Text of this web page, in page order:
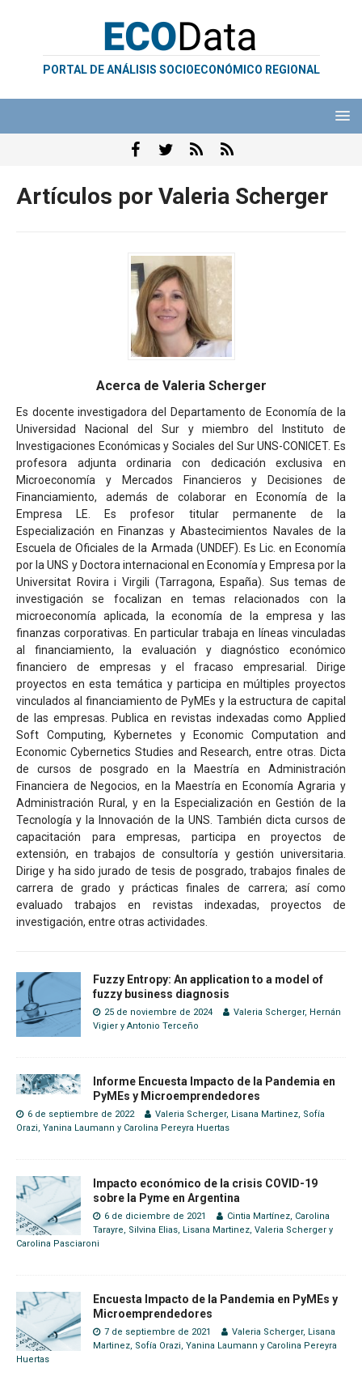
PORTAL DE ANÁLISIS SOCIOECONÓMICO REGIONAL
Artículos por Valeria Scherger
Acerca de Valeria Scherger
Es docente investigadora del Departamento de Economía de la
Universidad Nacional del Sur y miembro del Instituto de
Investigaciones Económicas y Sociales del Sur UNS-CONICET. Es
profesora adjunta ordinaria con dedicación exclusiva en
Microeconomía y Mercados Financieros y Decisiones de
Financiamiento, además de colaborar en Economía de la
Empresa LE. Es profesor titular permanente de la
Especialización en Finanzas y Abastecimientos Navales de la
Escuela de Oficiales de la Armada (UNDEF). Es Lic. en Economía
por la UNS y Doctora internacional en Economía y Empresa por la
Universitat Rovira i Virgili (Tarragona, España). Sus temas de
investigación se focalizan en temas relacionados con la
microeconomía aplicada, la economía de la empresa y las
finanzas corporativas. En particular trabaja en líneas vinculadas
al financiamiento, la evaluación y diagnóstico económico
financiero de empresas y el fracaso empresarial. Dirige
proyectos en esta temática y participa en múltiples proyectos
vinculados al financiamiento de PyMEs y la estructura de capital
de las empresas. Publica en revistas indexadas como Applied
Soft Computing, Kybernetes y Economic Computation and
Economic Cybernetics Studies and Research, entre otras. Dicta
de cursos de posgrado en la Maestría en Administración
Financiera de Negocios, en la Maestría en Economía Agraria y
Administración Rural, y en la Especialización en Gestión de la
Tecnología y la Innovación de la UNS. También dicta cursos de
capacitación para empresas, participa en proyectos de
extensión, en trabajos de consultoría y gestión universitaria.
Dirige y ha sido jurado de tesis de posgrado, trabajos finales de
carrera de grado y prácticas finales de carrera; así como
evaluado trabajos en revistas indexadas, proyectos de
investigación, entre otras actividades.
Fuzzy Entropy: An application to a model of
fuzzy business diagnosis
25 de noviembre de 2024 Valeria Scherger, Hernán
Vigier y Antonio Terceño
Informe Encuesta Impacto de la Pandemia en
PyMEs y Microemprendedores
6 de septiembre de 2022 Valeria Scherger, Lisana Martinez, Sofía
Orazi, Yanina Laumann y Carolina Pereyra Huertas
Impacto económico de la crisis COVID-19
sobre la Pyme en Argentina
6 de diciembre de 2021 Cintia Martínez, Carolina
Tarayre, Silvina Elias, Lisana Martinez, Valeria Scherger y
Carolina Pasciaroni
Encuesta Impacto de la Pandemia en PyMEs y
Microemprendedores
7 de septiembre de 2021 Valeria Scherger, Lisana
Martinez, Sofía Orazi, Yanina Laumann y Carolina Pereyra
Huertas